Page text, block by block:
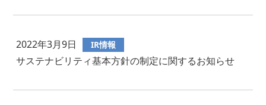
2022年3月9日 IR情報
サステナビリティ基本方針の制定に関するお知らせ